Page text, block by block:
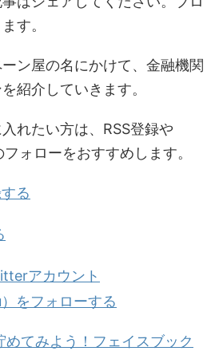
す。
ン屋の名にかけて、金融機関
紹介していきます。
れたい方は、RSS登録や
ォローをおすすめします。
る
アカウント
をフォローする
めてみよう！フェイスブック